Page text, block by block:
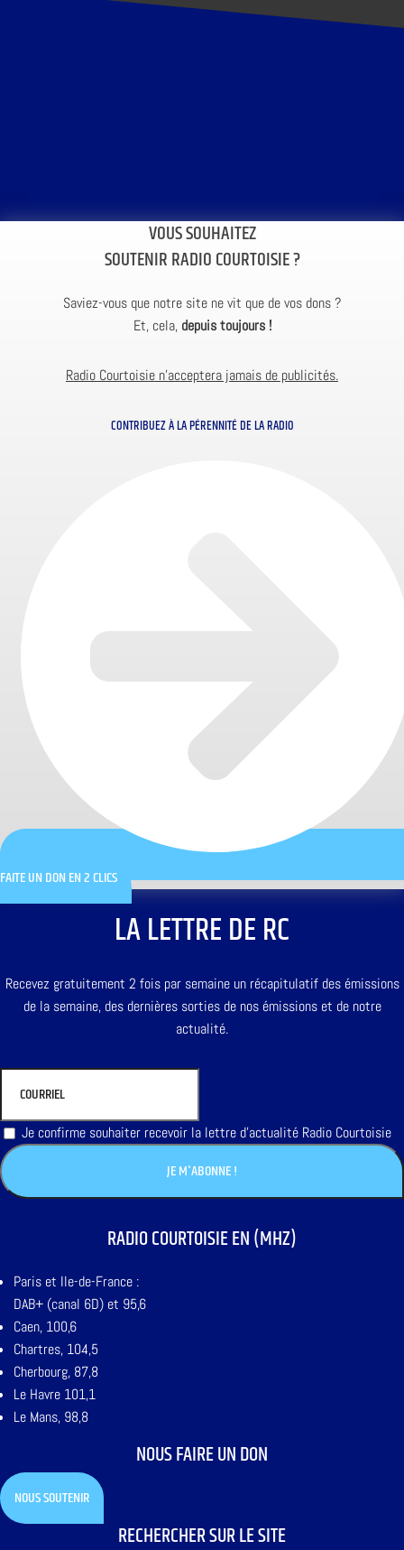
VOUS SOUHAITEZ
SOUTENIR RADIO COURTOISIE ?
Saviez-vous que notre site ne vit que de vos dons ?
Et, cela, depuis toujours !
Radio Courtoisie n’acceptera jamais de publicités.
CONTRIBUEZ À LA PÉRENNITÉ DE LA RADIO
FAITE UN DON EN 2 CLICS
LA LETTRE DE RC
Recevez gratuitement 2 fois par semaine un récapitulatif des émissions
de la semaine, des dernières sorties de nos émissions et de notre
actualité.
Je confirme souhaiter recevoir la lettre d'actualité Radio Courtoisie
RADIO COURTOISIE EN (MHZ)
Paris et Ile-de-France :
DAB+ (canal 6D) et 95,6
Caen, 100,6
Chartres, 104,5
Cherbourg, 87,8
Le Havre 101,1
Le Mans, 98,8
NOUS FAIRE UN DON
NOUS SOUTENIR
RECHERCHER SUR LE SITE